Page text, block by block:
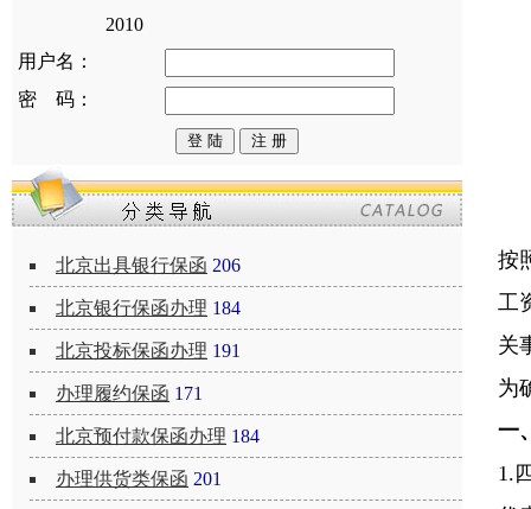
2010
用户名：
密 码：
北京出具银行保函 206
北京银行保函办理 184
北京投标保函办理 191
办理履约保函 171
北京预付款保函办理 184
办理供货类保函 201
按
工
关
为
一
1.